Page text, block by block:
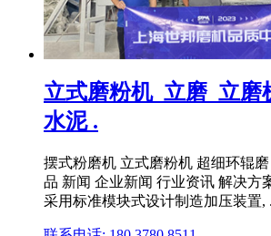
立式磨粉机_立磨_立磨
水泥 .
摆式粉磨机 立式磨粉机 超细环辊
品 新闻 企业新闻 行业资讯 解决方
采用标准模块式设计制造加压装置, .